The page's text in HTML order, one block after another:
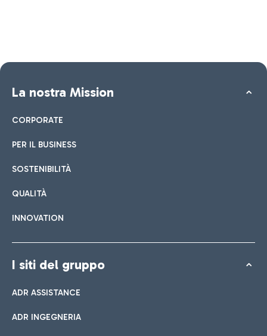
La nostra Mission
CORPORATE
PER IL BUSINESS
SOSTENIBILITÀ
QUALITÀ
INNOVATION
I siti del gruppo
ADR ASSISTANCE
ADR INGEGNERIA